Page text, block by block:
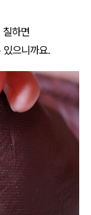
하면
으니까요.